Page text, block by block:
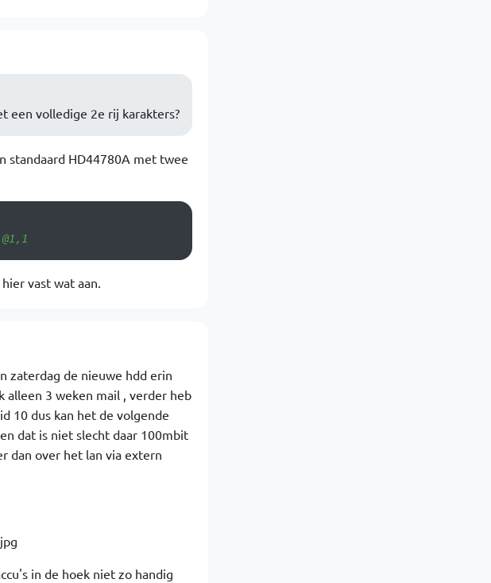
een volledige 2e rij karakters?
standaard HD44780A met twee
vast wat aan.
zaterdag de nieuwe hdd erin
alleen 3 weken mail , verder heb
10 dus kan het de volgende
dat is niet slecht daar 100mbit
dan over het lan via extern
in de hoek niet zo handig